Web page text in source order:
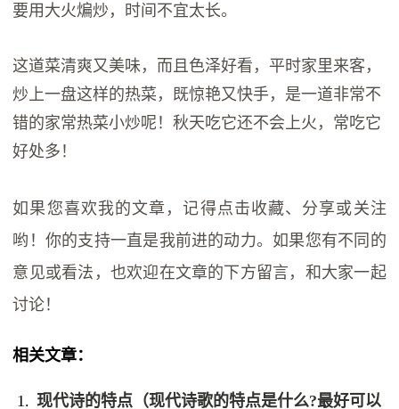
要用大火煸炒，时间不宜太长。
这道菜清爽又美味，而且色泽好看，平时家里来客，
炒上一盘这样的热菜，既惊艳又快手，是一道非常不
错的家常热菜小炒呢！秋天吃它还不会上火，常吃它
好处多！
如果您喜欢我的文章，记得点击收藏、分享或关注
哟！你的支持一直是我前进的动力。如果您有不同的
意见或看法，也欢迎在文章的下方留言，和大家一起
讨论！
相关文章：
现代诗的特点（现代诗歌的特点是什么?最好可以